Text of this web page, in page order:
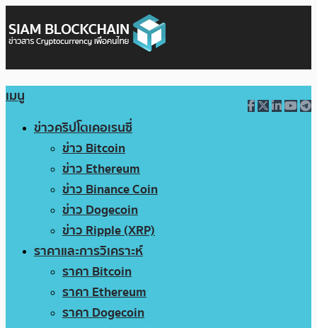
เมนู
ข่าวคริปโตเคอเรนซี่
ข่าว Bitcoin
ข่าว Ethereum
ข่าว Binance Coin
ข่าว Dogecoin
ข่าว Ripple (XRP)
ราคาและการวิเคราะห์
ราคา Bitcoin
ราคา Ethereum
ราคา Dogecoin